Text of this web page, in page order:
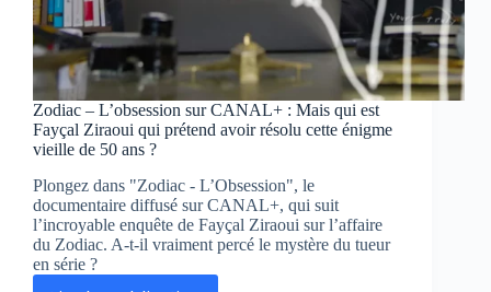
Zodiac – L’obsession sur CANAL+ : Mais qui est
Fayçal Ziraoui qui prétend avoir résolu cette énigme
vieille de 50 ans ?
Plongez dans "Zodiac - L’Obsession", le
documentaire diffusé sur CANAL+, qui suit
l’incroyable enquête de Fayçal Ziraoui sur l’affaire
du Zodiac. A-t-il vraiment percé le mystère du tueur
en série ?